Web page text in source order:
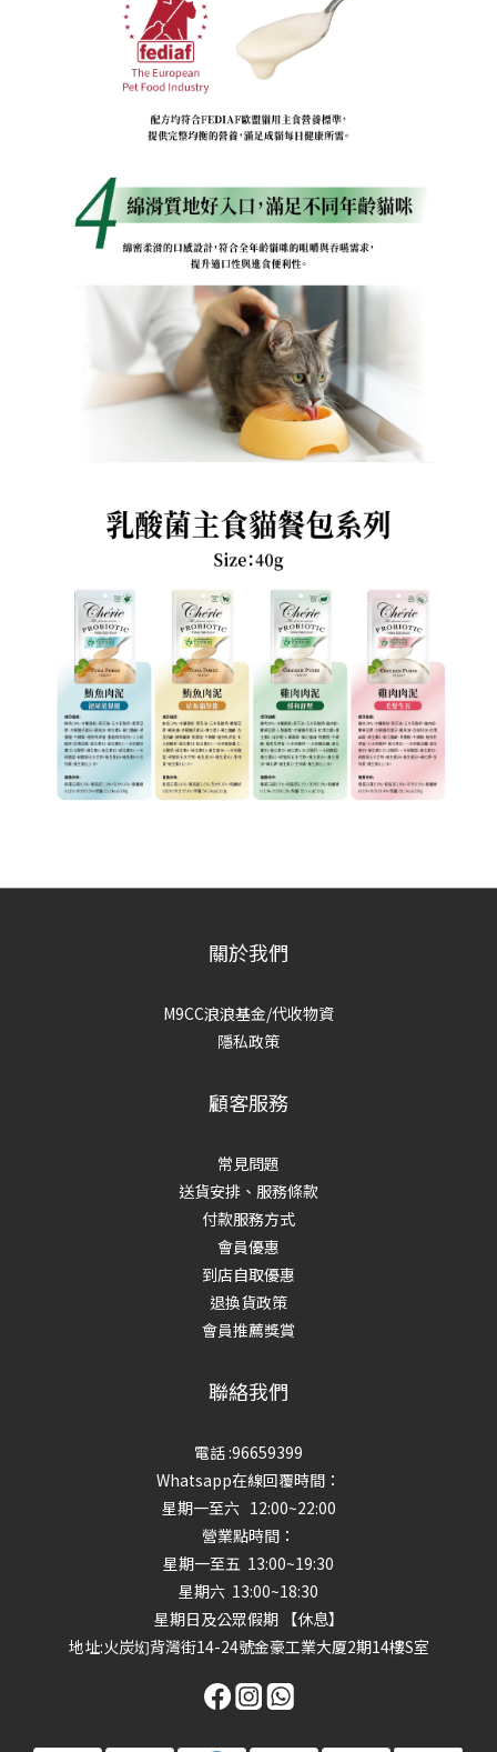
關於我們
M9CC浪浪基金/代收物資
隱私政策
顧客服務
常見問題
送貨安排、服務條款
付款服務方式
會員優惠
到店自取優惠
退換貨政策
會員推薦獎賞
聯絡我們
電話 :96659399
Whatsapp在線回覆時間：
星期一至六 12:00~22:00
營業點時間：
星期一至五 13:00~19:30
星期六 13:00~18:30
星期日及公眾假期 【休息】
地址:火炭㘭背灣街14-24號金豪工業大厦2期14樓S室